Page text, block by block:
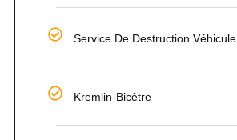
Service De Destruction Véhicule
Kremlin-Bicêtre